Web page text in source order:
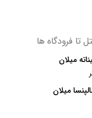
تا فرودگاه ها
میلان
میلان